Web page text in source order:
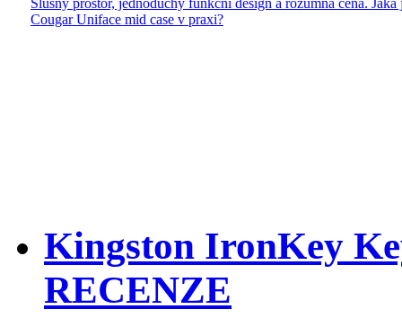
Slušný prostor, jednoduchý funkční design a rozumná cena. Jaká
Cougar Uniface mid case v praxi?
Kingston IronKey
RECENZE